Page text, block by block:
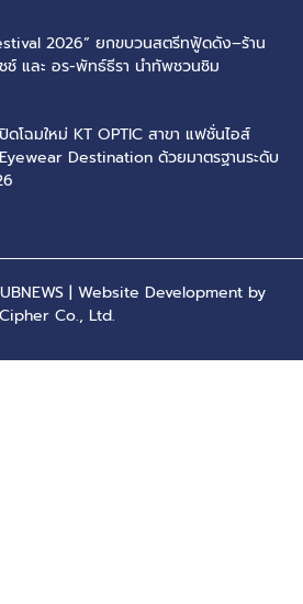
2026” ยกขบวนสตรีทฟู้ดดัง–ร้าน
ช์ และ อร-พัทธ์ธีรา นำทัพชวนชิม
ดโฉมใหม่ KT OPTIC สาขา แฟชั่นไอส์
Destination ด้วยมาตรฐานระดับ
| Website Development by
Cipher Co., Ltd.